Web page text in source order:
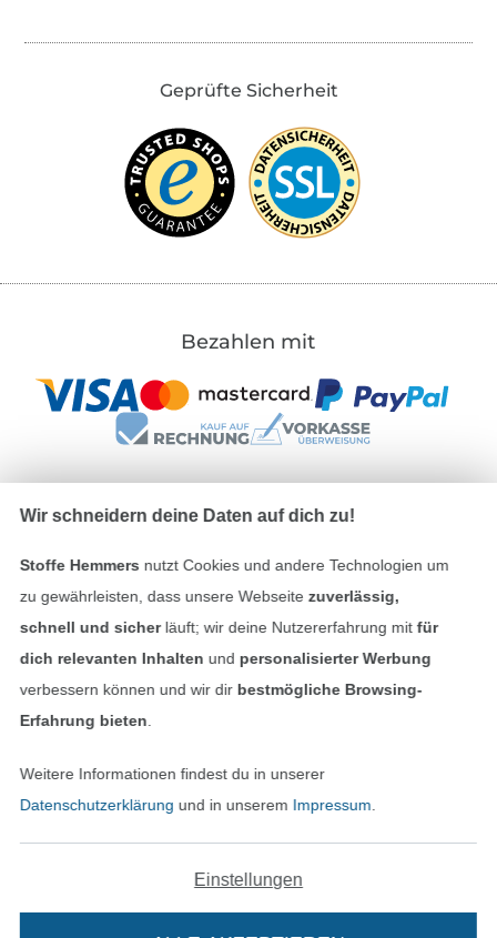
Geprüfte Sicherheit
Bezahlen mit
Datenschutz
Widerrufsrecht
In den deutschen Shop wechseln (aktuell
Wir schneidern deine Daten auf dich zu!
Stoffe Hemmers nutzt Cookies und andere Technologien um
zu gewährleisten, dass unsere Webseite zuverlässig,
schnell und sicherläuft; wir deine Nutzererfahrung mitfür
dich relevanten Inhalten und personalisierter Werbung
verbessern können und wir dir bestmögliche Browsing-
Erfahrung bieten
Weitere Informationen findest du in unserer
Datenschutzerklärung und in unserem Impressum
Einstellungen